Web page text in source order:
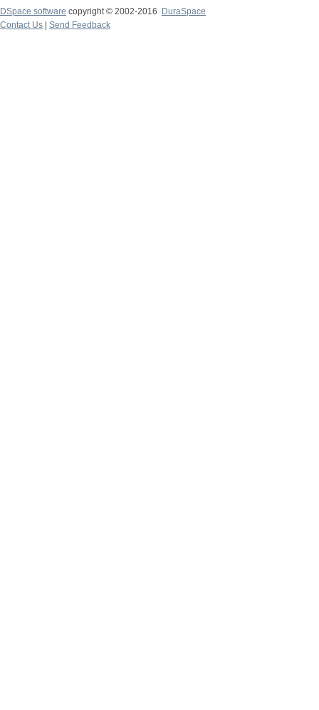
DSpace software copyright © 2002-2016
DuraSpace
Contact Us
Send Feedback